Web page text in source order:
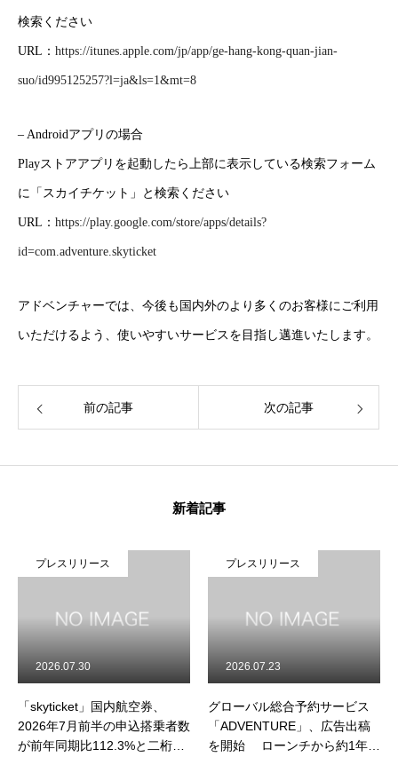
COMPANY Adventureについて
検索ください
URL： https://itunes.apple.com/jp/app/ge-hang-kong-quan-jian-
suo/id995125257?l=ja&ls=1&mt=8
– Androidアプリの場合
Playストアアプリを起動したら上部に表示している検索フォーム
に「スカイチケット」と検索ください
URL： https://play.google.com/store/apps/details?
id=com.adventure.skyticket
アドベンチャーでは、今後も国内外のより多くのお客様にご利用
いただけるよう、使いやすいサービスを目指し邁進いたします。
前の記事 次の記事
新着記事
プレスリリース
「skyticket」国内航空券、
2026年7月前半の申込搭乗者数
が前年同期比112.3%と二桁成
2026.07.30
プレスリリース
グローバル総合予約サービス
「ADVENTURE」、広告出稿
を開始 ローンチから約1年、
2026.07.23